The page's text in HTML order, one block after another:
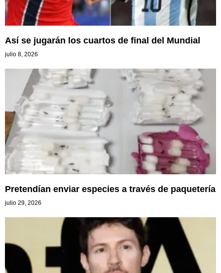
Así se jugarán los cuartos de final del Mundial
julio 8, 2026
Pretendían enviar especies a través de paquetería
julio 29, 2026